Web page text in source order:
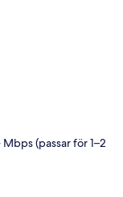
(passar för 1–2